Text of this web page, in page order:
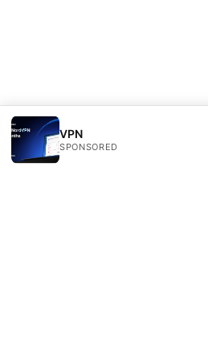
VPN
SPONSORED